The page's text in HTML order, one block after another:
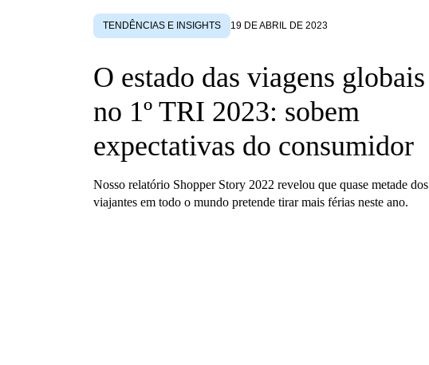
TENDÊNCIAS E INSIGHTS 19 DE ABRIL DE 2023
O estado das viagens globais
no 1º TRI 2023: sobem
expectativas do consumidor
Nosso relatório Shopper Story 2022 revelou que quase metade dos
viajantes em todo o mundo pretende tirar mais férias neste ano.